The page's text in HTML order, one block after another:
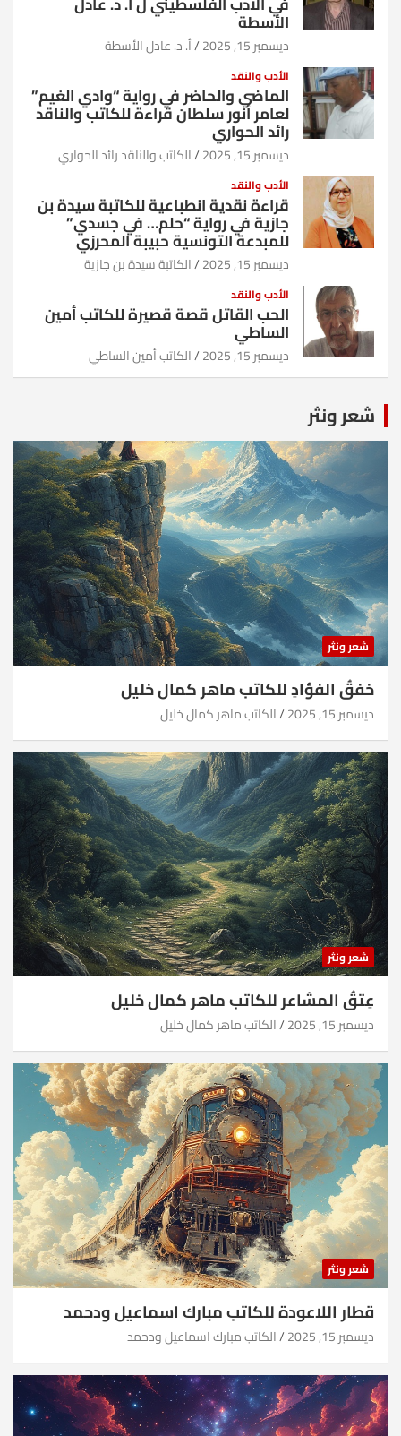
الأسطة
ديسمبر 15, 2025 أ. د. عادل الأسطة
الأدب والنقد
الماضي والحاضر في رواية “وادي الغيم”
لعامر أنور سلطان قراءة للكاتب والناقد
رائد الحواري
ديسمبر 15, 2025 الكاتب والناقد رائد الحواري
الأدب والنقد
قراءة نقدية انطباعية للكاتبة سيدة بن
جازية في رواية “حلم… في جسدي”
للمبدعة التونسية حبيبة المحرزي
ديسمبر 15, 2025 الكاتبة سيدة بن جازية
الأدب والنقد
الحب القاتل قصة قصيرة للكاتب أمين
الساطي
ديسمبر 15, 2025 الكاتب أمين الساطي
شعر ونثر
شعر ونثر
خفقُ الفؤادِ للكاتب ماهر كمال خليل
ديسمبر 15, 2025 الكاتب ماهر كمال خليل
شعر ونثر
عِتقُ المشاعر للكاتب ماهر كمال خليل
ديسمبر 15, 2025 الكاتب ماهر كمال خليل
شعر ونثر
قطار اللاعودة للكاتب مبارك اسماعيل ودحمد
ديسمبر 15, 2025 الكاتب مبارك اسماعيل ودحمد